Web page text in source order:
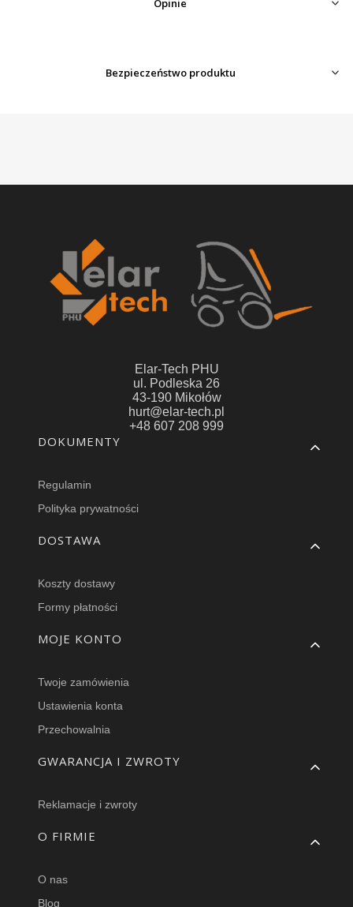
Opinie
Bezpieczeństwo produktu
Elar-Tech PHU
ul. Podleska 26
43-190 Mikołów
hurt@elar-tech.pl
+48 607 208 999
Linki w stopce
DOKUMENTY
Regulamin
Polityka prywatności
DOSTAWA
Koszty dostawy
Formy płatności
MOJE KONTO
Twoje zamówienia
Ustawienia konta
Przechowalnia
GWARANCJA I ZWROTY
Reklamacje i zwroty
O FIRMIE
O nas
Blog